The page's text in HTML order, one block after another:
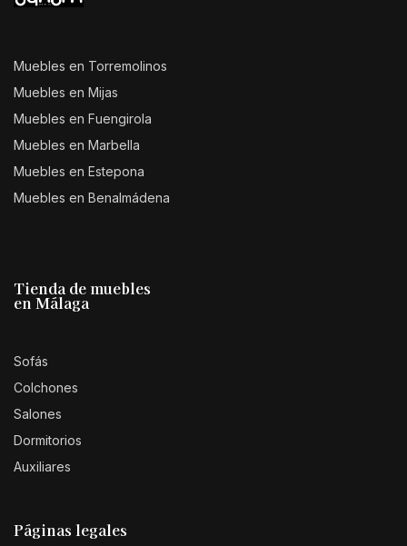
Muebles en Torremolinos
Muebles en Mijas
Muebles en Fuengirola
Muebles en Marbella
Muebles en Estepona
Muebles en Benalmádena
Tienda de muebles
en Málaga
Sofás
Colchones
Salones
Dormitorios
Auxiliares
Páginas legales